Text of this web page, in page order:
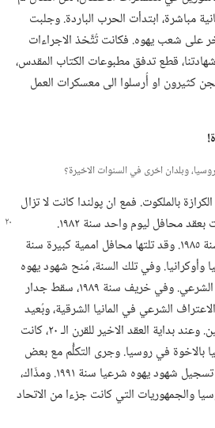
مباشرة،‏ ابتدأت الحرب الباردة.‏ وجلبت
على شعب يهوه.‏ فكانت تُتَّخذ الاجراءات
قطع تدفق مطبوعات الكتاب المقدس،‏
كثيرون او أُرسلوا الى معسكرات العمل
بالملكوت.‏ فمع ان پولندا كانت لا تزال
محافل ليوم واحد سنة ١٩٨٢.‏
وعُقدت هناك محافل اممية سنة ١٩٨٥.‏ وقد تلتها محافل اممية كبيرة سنة
وأوكرانيا.‏ وفي تلك السنة،‏ مُنح شهود يهوه
في هنڠاريا وپولندا الاعتراف الشرعي.‏ وفي خريف سنة ١٩٨٩،‏ سقط جدار
الشرعي في المانيا الشرقية،‏ وبُعيد
ذلك عُقد محفل اممي في برلين.‏ وعند بداية العقد الاخير للقرن الـ‍ ٢٠،‏ كانت
بالاخوة في روسيا.‏ وجرى التكلُّم مع بعض
الرسميين في موسكو،‏ فجرى تسجيل شهود يهوه شرعيا سنة ١٩٩١.‏ ومذّاك،‏
والجمهوريات التي كانت جزءا من الاتحاد